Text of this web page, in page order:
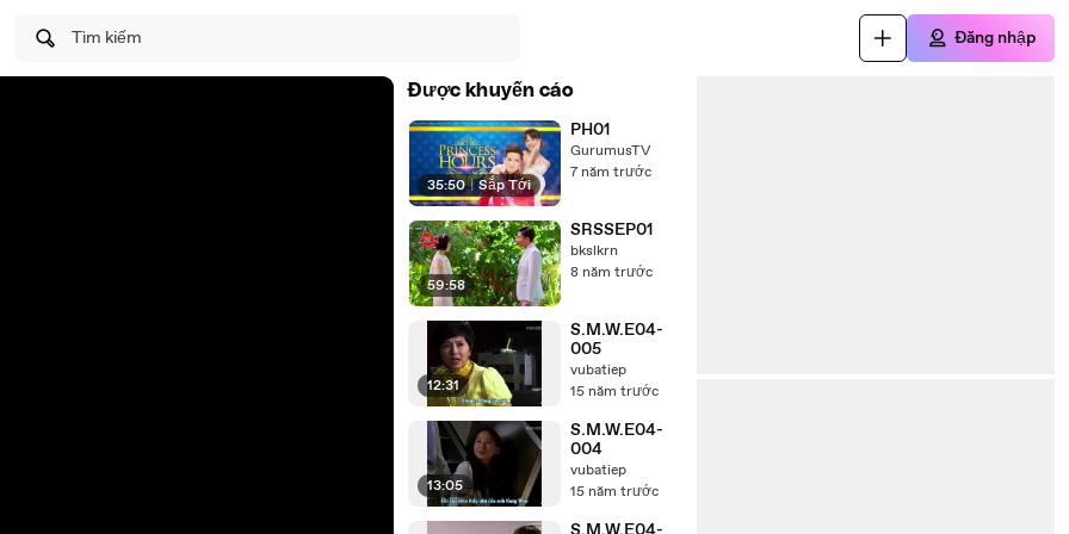
Tìm kiếm Đăng nhập
Được khuyến cáo
35:50 | Sắp Tới
PH01
GurumusTV
7 năm trước
59:58
SRSSEP01
bkslkrn
8 năm trước
12:31
S.M.W.E04-
005
vubatiep
15 năm trước
13:05
S.M.W.E04-
004
vubatiep
15 năm trước